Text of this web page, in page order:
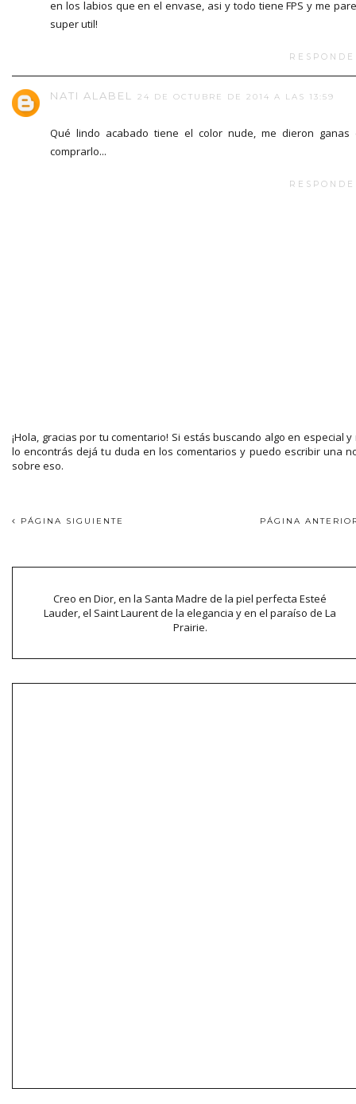
en los labios que en el envase, asi y todo tiene FPS y me
super util!
NATI ALABEL 24 DE OCTUBRE DE 2014 A LAS 13:59
Qué lindo acabado tiene el color nude, me dieron ganas
comprarlo...
¡Hola, gracias por tu comentario! Si estás buscando algo en especial y
lo encontrás dejá tu duda en los comentarios y puedo escribir una
sobre eso.
PÁGINA SIGUIENTE PÁGINA
Creo en Dior, en la Santa Madre de la piel perfecta Esteé
Lauder, el Saint Laurent de la elegancia y en el paraíso de La
Prairie.